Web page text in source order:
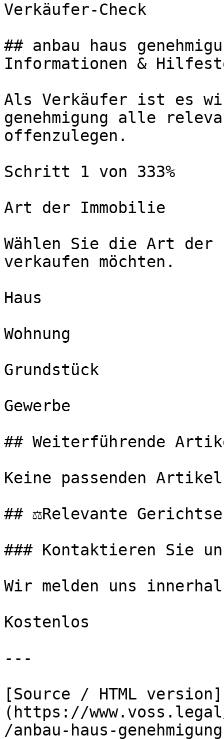
Verkäufer-Check
## anbau haus
Informationen &
Als Verkäufer ist es
genehmigung alle
offenzulegen.
Schritt 1 von 333%
Art der Immobilie
Wählen Sie die Art
verkaufen möchten.
Haus
Wohnung
Grundstück
Gewerbe
## Weiterführende
Keine passenden
## ⚖️Relevante
### Kontaktieren Sie
Wir melden uns
Kostenlos
---
[Source / HTML version]
(https://